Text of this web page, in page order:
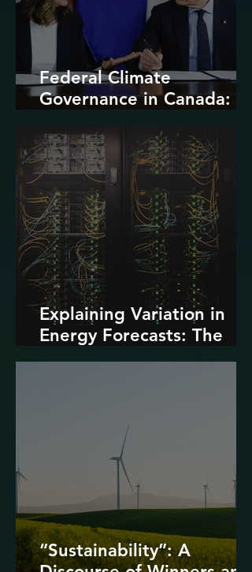
Federal Climate
Governance in Canada:
Explaining Variation in
Energy Forecasts: The
Role of AI and Data
“Sustainability”: A